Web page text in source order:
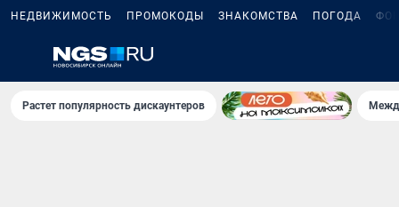
НЕДВИЖИМОСТЬ ПРОМОКОДЫ ЗНАКОМСТВА ПОГОДА
Растет популярность дискаунтеров